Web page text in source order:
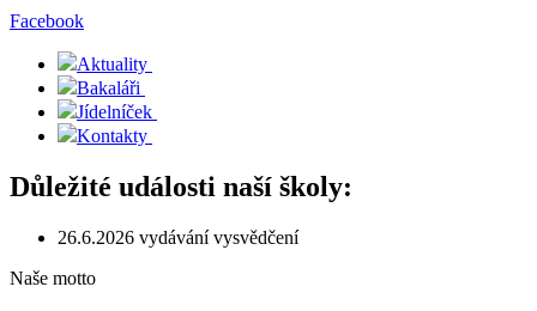
Facebook
Aktuality
Bakaláři
Jídelníček
Kontakty
Důležité události naší školy:
26.6.2026 vydávání vysvědčení
Naše motto